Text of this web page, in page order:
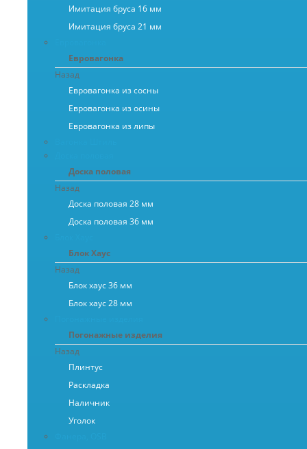
Имитация бруса 16 мм
Имитация бруса 21 мм
Евровагонка
Назад
Евровагонка из сосны
Евровагонка из осины
Евровагонка из липы
Доска половая
Назад
Доска половая 28 мм
Доска половая 36 мм
Блок Хаус
Назад
Блок хаус 36 мм
Блок хаус 28 мм
Погонажные изделия
Назад
Плинтус
Раскладка
Наличник
Уголок